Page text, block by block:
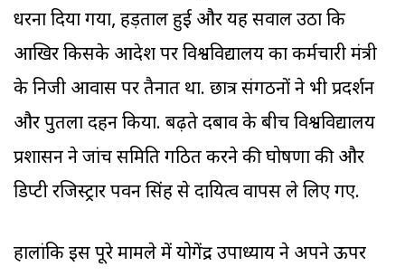
धरना दिया गया, हड़ताल हुई और यह सवाल उठा कि
आखिर किसके आदेश पर विश्वविद्यालय का कर्मचारी मंत्री
के निजी आवास पर तैनात था. छात्र संगठनों ने भी प्रदर्शन
और पुतला दहन किया. बढ़ते दबाव के बीच विश्वविद्यालय
प्रशासन ने जांच समिति गठित करने की घोषणा की और
डिप्टी रजिस्ट्रार पवन सिंह से दायित्व वापस ले लिए गए.
हालांकि इस पूरे मामले में योगेंद्र उपाध्याय ने अपने ऊपर